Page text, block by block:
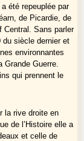
été repeuplée par
de Picardie, de
Central. Sans parler
du siècle dernier et
environnantes
Guerre.
qui prennent le
la rive droite en
de l’Histoire elle a
et celle de